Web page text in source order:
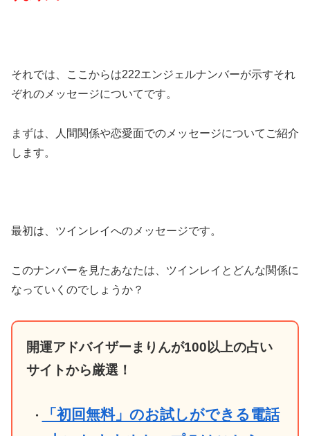
それでは、ここからは222エンジェルナンバーが示すそれ
ぞれのメッセージについてです。
まずは、人間関係や恋愛面でのメッセージについてご紹介
します。
最初は、ツインレイへのメッセージです。
このナンバーを見たあなたは、ツインレイとどんな関係に
なっていくのでしょうか？
開運アドバイザーまりんが100以上の占い
サイトから厳選！
・
「初回無料」のお試しができる電話